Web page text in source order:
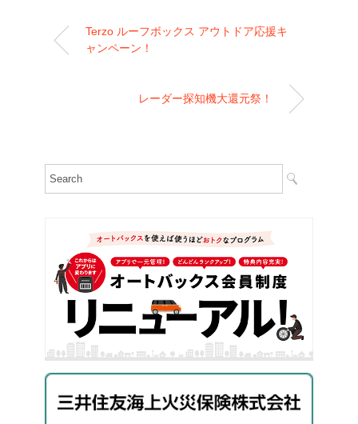
Terzo ルーフボックス アウトドア応援キ
ャンペーン！
レーダー探知機大還元祭！